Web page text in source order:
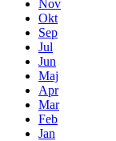
Nov
Okt
Sep
Jul
Jun
Maj
Apr
Mar
Feb
Jan